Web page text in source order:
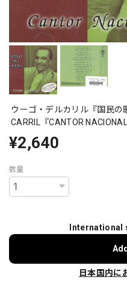
ウーゴ・デルカリル『国民の
CARRIL『CANTOR
¥2,640
数量
International
日本国内に